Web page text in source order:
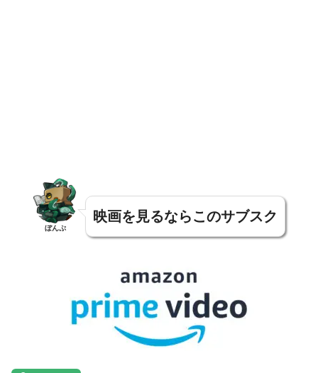
ぼんぷ
映画を見るならこのサブスク